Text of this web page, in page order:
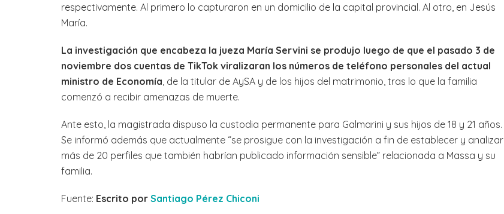
respectivamente. Al primero lo capturaron en un domicilio de la capital provincial. Al otro, en Jesús
María.
La investigación que encabeza la jueza María Servini se produjo luego de que el pasado 3 de
noviembre dos cuentas de TikTok viralizaran los números de teléfono personales del actual
ministro de Economía , de la titular de AySA y de los hijos del matrimonio, tras lo que la familia
comenzó a recibir amenazas de muerte.
Ante esto, la magistrada dispuso la custodia permanente para Galmarini y sus hijos de 18 y 21 años.
Se informó además que actualmente “se prosigue con la investigación a fin de establecer y analizar
más de 20 perfiles que también habrían publicado información sensible” relacionada a Massa y su
familia.
Fuente: Escrito por Santiago Pérez Chiconi